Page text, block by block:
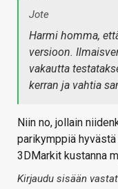
Jote
Harmi homma,
versioon.
vakautta
kerran ja vahtia
Niin no, jollain
parikymppiä
3DMarkit kustanna
Kirjaudu sisään